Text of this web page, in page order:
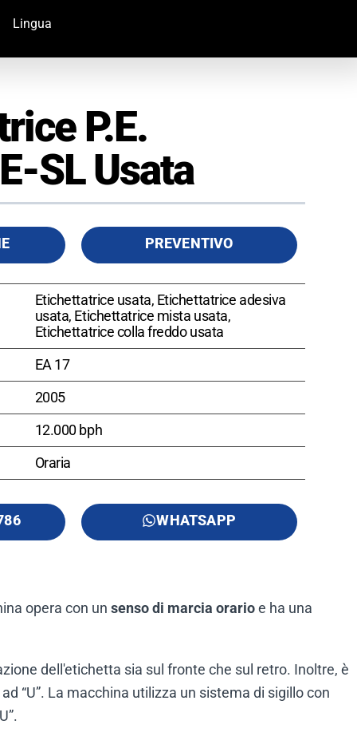
Lingua
P.E.
SL Usata
PREVENTIVO
Etichettatrice usata, Etichettatrice adesiva
usata, Etichettatrice mista usata,
Etichettatrice colla freddo usata
EA 17
2005
12.000 bph
Oraria
WHATSAPP
opera con un senso di marcia orarioe ha una
dell'etichetta sia sul fronte che sul retro. Inoltre, è
“U”. La macchina utilizza un sistema di sigillo con